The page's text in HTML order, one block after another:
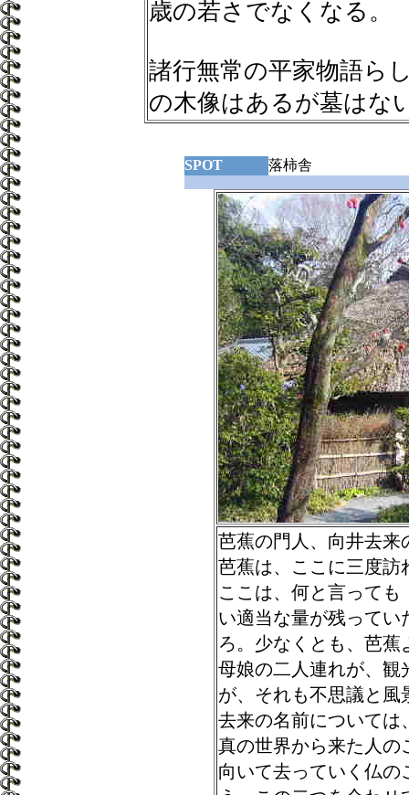
歳の若さでなくなる。
諸行無常の平家物語ら
の木像はあるが墓はな
SPOT 落柿舎
芭蕉の門人、向井去来
芭蕉は、ここに三度訪
ここは、何と言って
い適当な量が残ってい
ろ。少なくとも、芭
母娘の二人連れが、観
が、それも不思議と風
去来の名前については
真の世界から来た人の
向いて去っていく仏の